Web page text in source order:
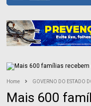
Home GOVERNO DO ESTADO
Mais 600